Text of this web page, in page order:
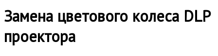
Замена цветового колеса DLP
проектора